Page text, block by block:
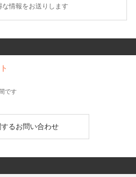
情報をお送りします
です
るお問い合わせ